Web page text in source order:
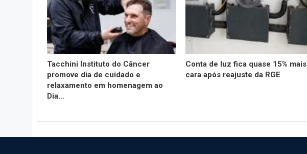
Tacchini Instituto do Câncer
promove dia de cuidado e
relaxamento em homenagem ao
Dia…
Conta de luz fica quase 15% mais
cara após reajuste da RGE